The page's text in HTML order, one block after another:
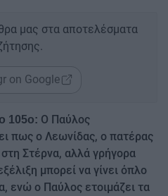
μας στα αποτελέσματα
on Google
105ο: Ο Παύλος
πως ο Λεωνίδας, ο πατέρας
Στέρνα, αλλά γρήγορα
μπορεί να γίνει όπλο
ενώ ο Παύλος ετοιμάζει τα